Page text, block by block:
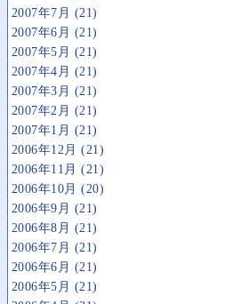
2007年7月 (21)
2007年6月 (21)
2007年5月 (21)
2007年4月 (21)
2007年3月 (21)
2007年2月 (21)
2007年1月 (21)
2006年12月 (21)
2006年11月 (21)
2006年10月 (20)
2006年9月 (21)
2006年8月 (21)
2006年7月 (21)
2006年6月 (21)
2006年5月 (21)